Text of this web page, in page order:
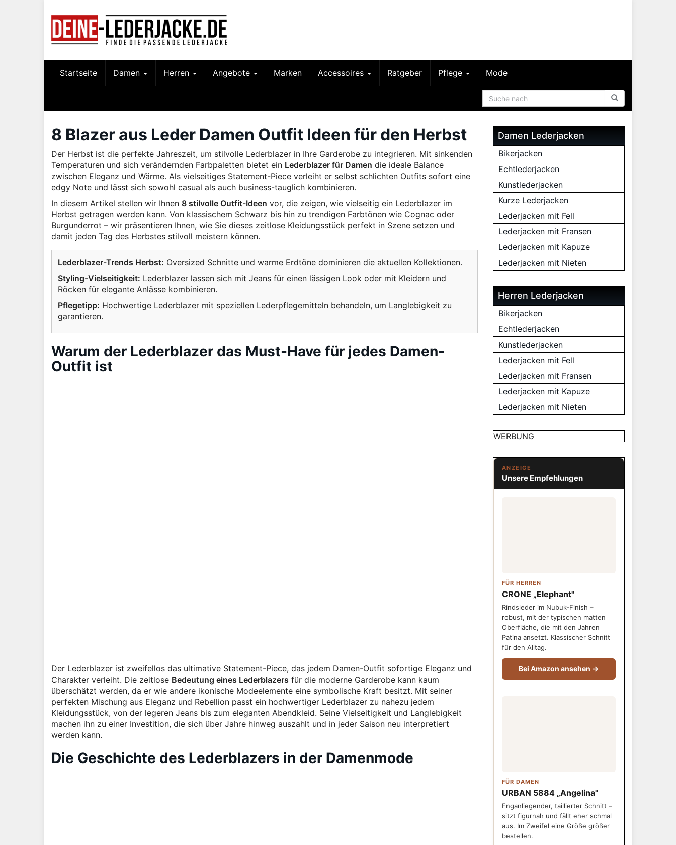
Startseite Damen Herren Angebote Marken Accessoires Ratgeber Pflege Mode
8 Blazer aus Leder Damen Outfit Ideen für den Herbst
Der Herbst ist die perfekte Jahreszeit, um stilvolle Lederblazer in Ihre Garderobe zu integrieren. Mit sinkenden
Temperaturen und sich verändernden Farbpaletten bietet ein Lederblazer für Damen die ideale Balance
zwischen Eleganz und Wärme. Als vielseitiges Statement-Piece verleiht er selbst schlichten Outfits sofort eine
edgy Note und lässt sich sowohl casual als auch business-tauglich kombinieren.
In diesem Artikel stellen wir Ihnen 8 stilvolle Outfit-Ideen vor, die zeigen, wie vielseitig ein Lederblazer im
Herbst getragen werden kann. Von klassischem Schwarz bis hin zu trendigen Farbtönen wie Cognac oder
Burgunderrot – wir präsentieren Ihnen, wie Sie dieses zeitlose Kleidungsstück perfekt in Szene setzen und
damit jeden Tag des Herbstes stilvoll meistern können.
Lederblazer-Trends Herbst: Oversized Schnitte und warme Erdtöne dominieren die aktuellen Kollektionen.
Styling-Vielseitigkeit: Lederblazer lassen sich mit Jeans für einen lässigen Look oder mit Kleidern und
Röcken für elegante Anlässe kombinieren.
Pflegetipp: Hochwertige Lederblazer mit speziellen Lederpflegemitteln behandeln, um Langlebigkeit zu
garantieren.
Warum der Lederblazer das Must-Have für jedes Damen-
Outfit ist
Der Lederblazer ist zweifellos das ultimative Statement-Piece, das jedem Damen-Outfit sofortige Eleganz und
Charakter verleiht. Die zeitlose Bedeutung eines Lederblazers für die moderne Garderobe kann kaum
überschätzt werden, da er wie andere ikonische Modeelemente eine symbolische Kraft besitzt. Mit seiner
perfekten Mischung aus Eleganz und Rebellion passt ein hochwertiger Lederblazer zu nahezu jedem
Kleidungsstück, von der legeren Jeans bis zum eleganten Abendkleid. Seine Vielseitigkeit und Langlebigkeit
machen ihn zu einer Investition, die sich über Jahre hinweg auszahlt und in jeder Saison neu interpretiert
werden kann.
Die Geschichte des Lederblazers in der Damenmode
Damen Lederjacken
Bikerjacken
Echtlederjacken
Kunstlederjacken
Kurze Lederjacken
Lederjacken mit Fell
Lederjacken mit Fransen
Lederjacken mit Kapuze
Lederjacken mit Nieten
Herren Lederjacken
Bikerjacken
Echtlederjacken
Kunstlederjacken
Lederjacken mit Fell
Lederjacken mit Fransen
Lederjacken mit Kapuze
Lederjacken mit Nieten
WERBUNG
ANZEIGE
Unsere Empfehlungen
FÜR HERREN
CRONE „Elephant"
Rindsleder im Nubuk-Finish –
robust, mit der typischen matten
Oberfläche, die mit den Jahren
Patina ansetzt. Klassischer Schnitt
für den Alltag.
Bei Amazon ansehen →
FÜR DAMEN
URBAN 5884 „Angelina"
Enganliegender, taillierter Schnitt –
sitzt figurnah und fällt eher schmal
aus. Im Zweifel eine Größe größer
bestellen.